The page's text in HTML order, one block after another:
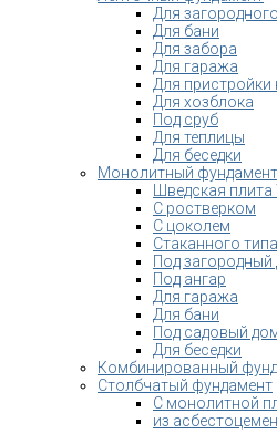
Для
Для бани
Для забора
Для гаража
Для пристройки
Для хозблока
Под сруб
Для теплицы
Для беседки
Монолитный
Шведская
С ростверком
С цоколем
Стаканного типа
Под загородный
Под ангар
Для гаража
Для бани
Под садовый
Для беседки
Комбинированный
Столбчатый фундамент
С монолитной
из